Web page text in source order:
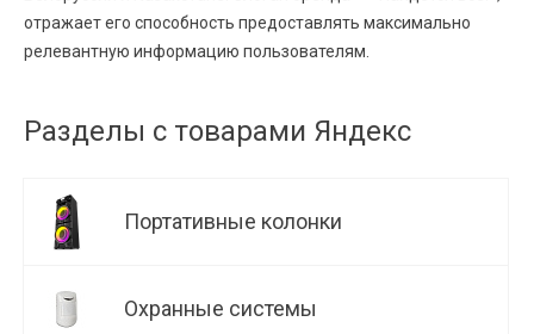
отражает его способность предоставлять максимально
релевантную информацию пользователям.
Разделы с товарами Яндекс
Портативные колонки
Охранные системы